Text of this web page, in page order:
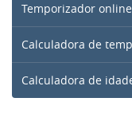
Temporizador online
Calculadora de
Calculadora de